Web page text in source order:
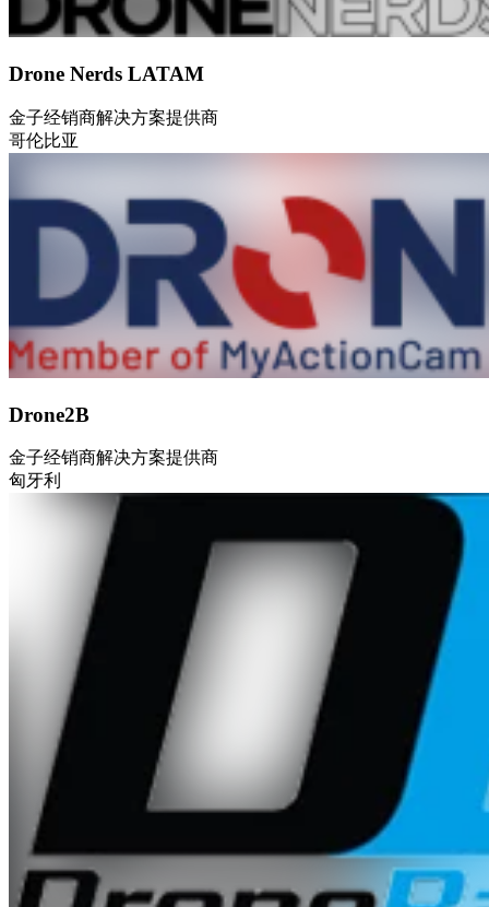
Drone Nerds LATAM
金子经销商解决方案提供商
哥伦比亚
Drone2B
金子经销商解决方案提供商
匈牙利